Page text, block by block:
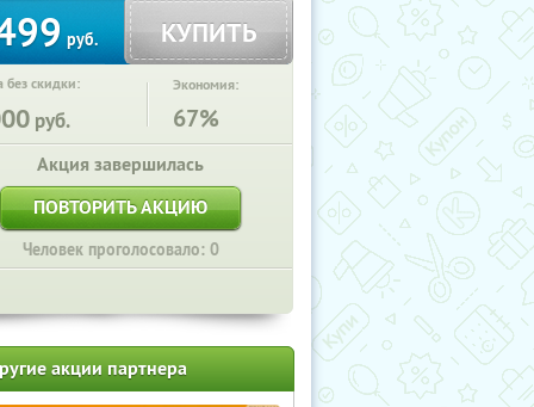
руб. КУПИТЬ
без скидки:
руб.
Экономия:
67%
Акция завершилась
ПОВТОРИТЬ АКЦИЮ
Человек проголосовало: 0
акции партнера